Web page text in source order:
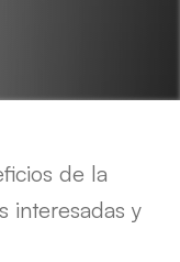
de la
interesadas y